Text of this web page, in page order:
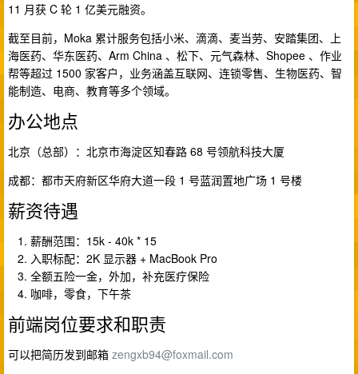
11 月获 C 轮 1 亿美元融资。
截至目前，Moka 累计服务包括小米、滴滴、麦当劳、安踏集团、上
海医药、华东医药、Arm China 、松下、元气森林、Shopee 、作业
帮等超过 1500 家客户，业务涵盖互联网、连锁零售、生物医药、智
能制造、电商、教育等多个领域。
办公地点
北京（总部）：北京市海淀区知春路 68 号领航科技大厦
成都：都市天府新区华府大道一段 1 号蓝润置地广场 1 号楼
薪资待遇
薪酬范围：15k - 40k * 15
入职标配：2K 显示器 + MacBook Pro
全额五险一金，外加，补充医疗保险
咖啡，零食，下午茶
前端岗位要求和职责
可以把简历发到邮箱 zengxb94@foxmail.com